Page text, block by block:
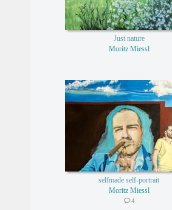
Just nature
Moritz Miessl
selfmade self-portrait
Moritz Miessl
4